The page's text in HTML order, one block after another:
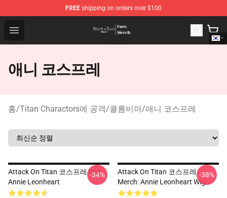
FREE shipping on orders over $100
Open menu
Attack On Titan Store - Official Attack On Titan
애니 코스프레
홈/Titan Charactors에 공격/콜롬비아/애니 코스프레
Attack On Titan 코스프레 Wig:
Annie Leonheart
-34%
Attack On Titan 코스프레
Merch: Annie Leonheart Wig
-38%